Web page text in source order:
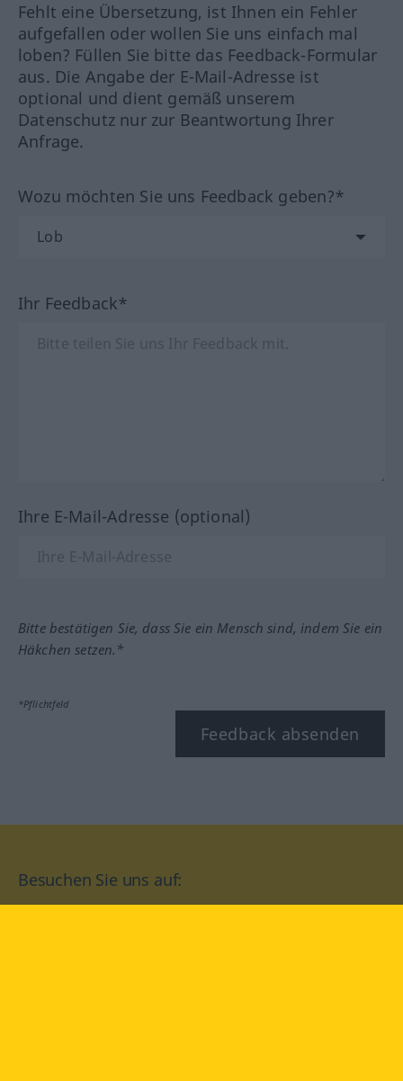
Fehlt eine Übersetzung, ist Ihnen ein Fehler
aufgefallen oder wollen Sie uns einfach mal
loben? Füllen Sie bitte das Feedback-Formular
aus. Die Angabe der E-Mail-Adresse ist
optional und dient gemäß unserem
Datenschutz nur zur Beantwortung Ihrer
Anfrage.
Wozu möchten Sie uns Feedback geben?*
Ihr Feedback*
Ihre E-Mail-Adresse (optional)
Bitte bestätigen Sie, dass Sie ein Mensch sind, indem Sie ein
Häkchen setzen.*
*Pflichtfeld
Feedback absenden
Besuchen Sie uns auf: